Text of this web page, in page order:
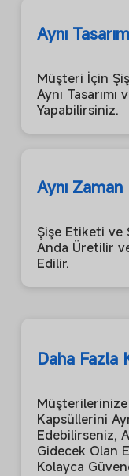
Aynı Tasarım
Müşteri İçin
Aynı
Yapabilirsiniz.
Aynı Zaman
Şişe Etiketi ve
Anda Üretilir
Edilir.
Daha Fazla
Kapsüllerini
Edebilirseniz,
Gidecek Olan
Kolayca